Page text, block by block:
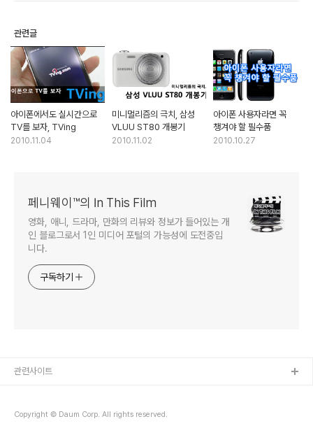
관련글
아이폰에서도 실시간으로
TV를 보자, TVing
2010.11.04
미니멀리즘의 극치, 삼성
VLUU ST80 개봉기
2010.11.02
아이폰 사용자라면 꼭
챙겨야 할 필수품
2010.10.27
페니웨이™의 In This Film
영화, 애니, 드라마, 만화의 리뷰와 정보가 들어있는 개
인 블로그로서 1인 미디어 포털의 가능성에 도전중입
니다.
구독하기
Copyright © Daum Corp. All rights reserved.
관련사이트